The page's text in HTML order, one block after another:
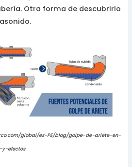
Otra forma de descubrirlo
global/es-PE/blog/golpe-de-ariete-en-
efectos